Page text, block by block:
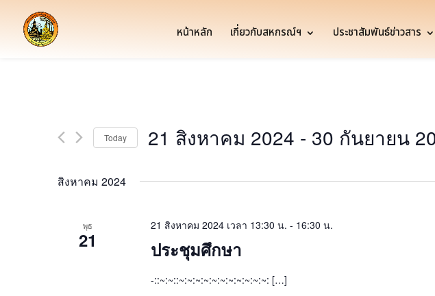
หน้าหลัก เกี่ยวกับสหกรณ์ฯ ประชาสัมพันธ์ข่าวสาร
Today 21 สิงหาคม 2024 - 30 กันยายน
สิงหาคม 2024
พุธ
21
21 สิงหาคม 2024 เวลา 13:30 น. - 16:30 น.
ประชุมศึกษา
-::~:~::~:~:~:~:~:~:~:~:~:~:~: […]